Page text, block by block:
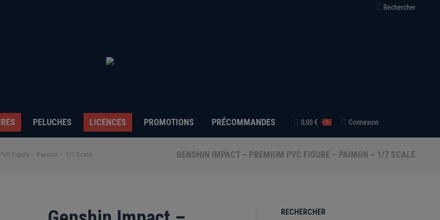
Recherche
Rechercher
PELUCHES LICENCES PROMOTIONS PRÉCOMMANDES 0,00 € 0 Connexion
Figure – Paimon – 1/7 Scale GENSHIN IMPACT – PREMIUM PVC FIGURE – PAIMON – 1/7 SCALE
RECHERCHER